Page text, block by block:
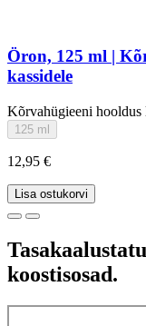
Öron, 125 ml |
kassidele
Kõrvahügieeni hooldus
125 ml
12,95 €
Lisa ostukorvi
koostisosad.